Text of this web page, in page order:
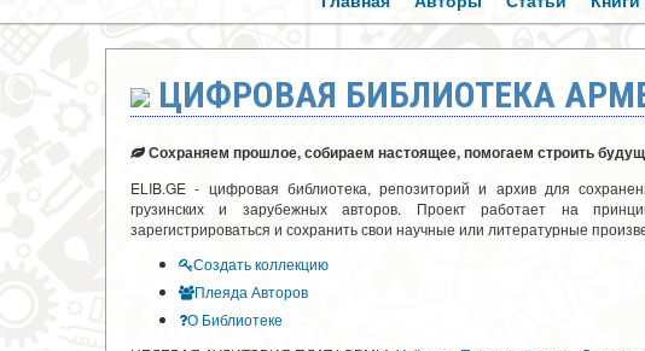
ЦИФРОВАЯ БИБЛИОТЕКА
Сохраняем прошлое, собираем настоящее, помогаем строить
ELIB.GE - цифровая библиотека, репозиторий и архив для
грузинских и зарубежных авторов. Проект работает на
зарегистрироваться и сохранить свои научные или литературные
Создать коллекцию
Плеяда Авторов
О Библиотеке